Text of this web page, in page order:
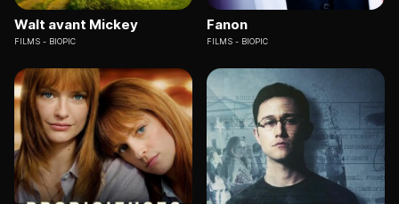
Walt avant Mickey
FILMS BIOPIC
Fanon
FILMS BIOPIC